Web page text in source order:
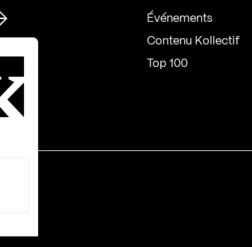
Événements
Contenu Kollectif
Top 100